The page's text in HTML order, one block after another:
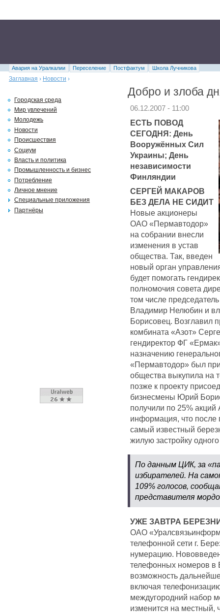
Авария на Уралкалии Переселение Постфактум
Школа Лучникова
Заглавная › Новости ›
Добро и злоба
06.12.2007 - 11:00
ЕСТЬ ПОВОД
СЕГОДНЯ: День
Вооружённых Сил
Украины; День
независимости
Финляндии
СЕРГЕЙ МАКАРОВ
БЕЗ ДЕЛА НЕ СИДИТ
Новые акционеры
ОАО «Пермавтодор»
на собрании внесли
изменения в устав
общества. Так, введен
новый орган
будет помогать
полномочия совета
том числе
Владимир Нелюбин и
Борисовец. Возглавил
комбината «Азот»
гендиректор ФГ
назначению
«Пермавтодор» был
общества выкупила на
позже к проекту
бизнесмены Юрий
получили по 25%
информация, что после
самый известный
жилую застройку
По данным ЦИК, за
избирателей. На
109% голосов,
представителя
УЖЕ ЗАВТРА
ОАО
телефонной сети г.
нумерацию.
телефонных номеров в
возможность
включая
междугородний набор
изменится на местный,
Городская среда
Мир увлечений
Молодежь
Новости
Происшествия
Социум
Власть и политика
Промышленность и бизнес
Потребление
Личное мнение
Специальные приложения
Партнёры